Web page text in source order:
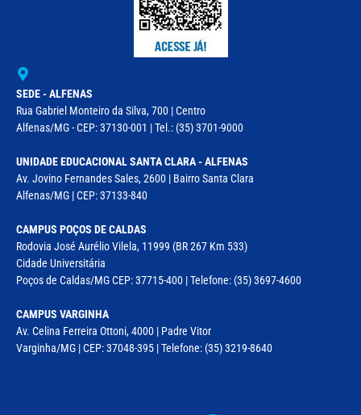
SEDE - ALFENAS
Rua Gabriel Monteiro da Silva, 700 | Centro
Alfenas/MG - CEP: 37130-001 | Tel.: (35) 3701-9000
UNIDADE EDUCACIONAL SANTA CLARA - ALFENAS
Av. Jovino Fernandes Sales, 2600 | Bairro Santa Clara
Alfenas/MG | CEP: 37133-840
CAMPUS POÇOS DE CALDAS
Rodovia José Aurélio Vilela, 11999 (BR 267 Km 533)
Cidade Universitária
Poços de Caldas/MG CEP: 37715-400 | Telefone: (35) 3697-4600
CAMPUS VARGINHA
Av. Celina Ferreira Ottoni, 4000 | Padre Vitor
Varginha/MG | CEP: 37048-395 | Telefone: (35) 3219-8640